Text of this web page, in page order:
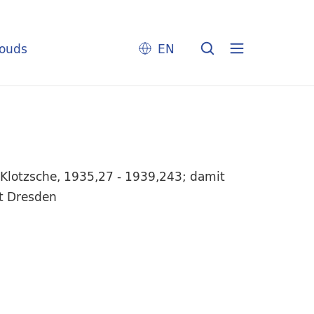
EN
1935,27 - 1939,243; damit
Dresden